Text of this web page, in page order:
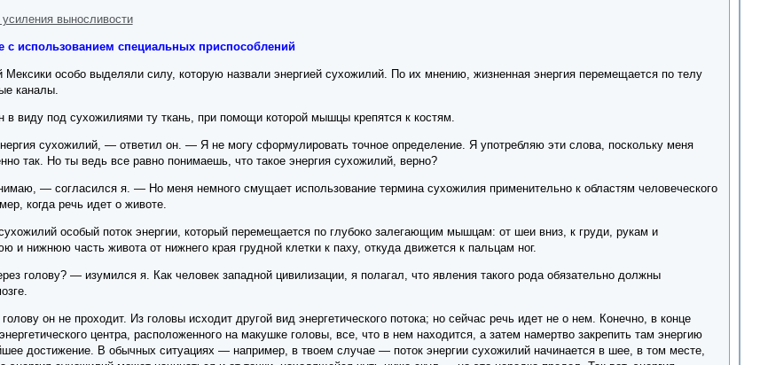
выносливости
использованием специальных приспособлений
особо выделяли силу, которую назвали энергией сухожилий. По их мнению, жизненная энергия перемещается по телу
каналы.
виду под сухожилиями ту ткань, при помощи которой мышцы крепятся к костям.
сухожилий, — ответил он. — Я не могу сформулировать точное определение. Я употребляю эти слова, поскольку меня
так. Но ты ведь все равно понимаешь, что такое энергия сухожилий, верно?
— согласился я. — Но меня немного смущает использование термина сухожилия применительно к областям человеческого
когда речь идет о животе.
особый поток энергии, который перемещается по глубоко залегающим мышцам: от шеи вниз, к груди, рукам и
и нижнюю часть живота от нижнего края грудной клетки к паху, откуда движется к пальцам ног.
голову? — изумился я. Как человек западной цивилизации, я полагал, что явления такого рода обязательно должны
он не проходит. Из головы исходит другой вид энергетического потока; но сейчас речь идет не о нем. Конечно, в конце
центра, расположенного на макушке головы, все, что в нем находится, а затем намертво закрепить там энергию
достижение. В обычных ситуациях — например, в твоем случае — поток энергии сухожилий начинается в шее, в том месте,